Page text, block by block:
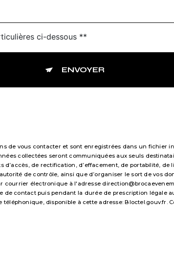
ci-dessous **
ENVOYER
de vous contacter et sont enregistrées dans un fichier
collectées seront communiquées aux seuls
de rectification, d’effacement, de portabilité,
de contrôle, ainsi que d’organiser le sort de vos
courrier électronique à l'adresse
de contact puis pendant la durée de prescription légale
téléphonique, disponible à cette adresse:
Bloctel.gouv.fr.